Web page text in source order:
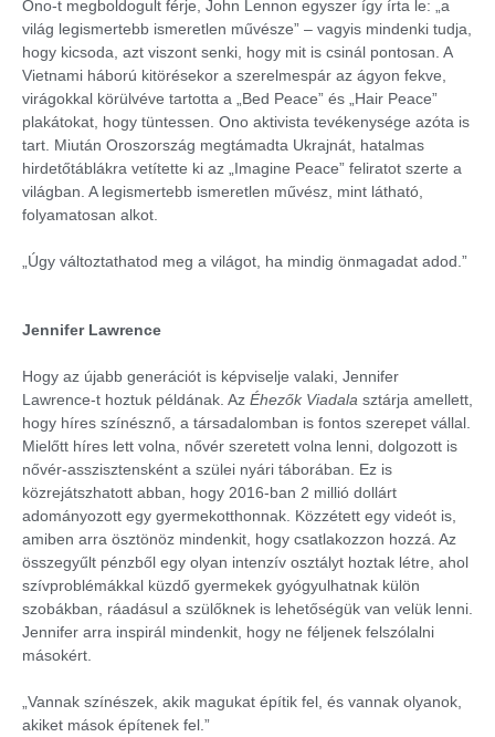
Ono-t megboldogult férje, John Lennon egyszer így írta le: „a
világ legismertebb ismeretlen művésze” – vagyis mindenki tudja,
hogy kicsoda, azt viszont senki, hogy mit is csinál pontosan. A
Vietnami háború kitörésekor a szerelmespár az ágyon fekve,
virágokkal körülvéve tartotta a „Bed Peace” és „Hair Peace”
plakátokat, hogy tüntessen. Ono aktivista tevékenysége azóta is
tart. Miután Oroszország megtámadta Ukrajnát, hatalmas
hirdetőtáblákra vetítette ki az „Imagine Peace” feliratot szerte a
világban. A legismertebb ismeretlen művész, mint látható,
folyamatosan alkot.
„Úgy változtathatod meg a világot, ha mindig önmagadat adod.”
Jennifer Lawrence
Hogy az újabb generációt is képviselje valaki, Jennifer
Lawrence-t hoztuk példának. Az Éhezők Viadala sztárja amellett,
hogy híres színésznő, a társadalomban is fontos szerepet vállal.
Mielőtt híres lett volna, nővér szeretett volna lenni, dolgozott is
nővér-asszisztensként a szülei nyári táborában. Ez is
közrejátszhatott abban, hogy 2016-ban 2 millió dollárt
adományozott egy gyermekotthonnak. Közzétett egy videót is,
amiben arra ösztönöz mindenkit, hogy csatlakozzon hozzá. Az
összegyűlt pénzből egy olyan intenzív osztályt hoztak létre, ahol
szívproblémákkal küzdő gyermekek gyógyulhatnak külön
szobákban, ráadásul a szülőknek is lehetőségük van velük lenni.
Jennifer arra inspirál mindenkit, hogy ne féljenek felszólalni
másokért.
„Vannak színészek, akik magukat építik fel, és vannak olyanok,
akiket mások építenek fel.”